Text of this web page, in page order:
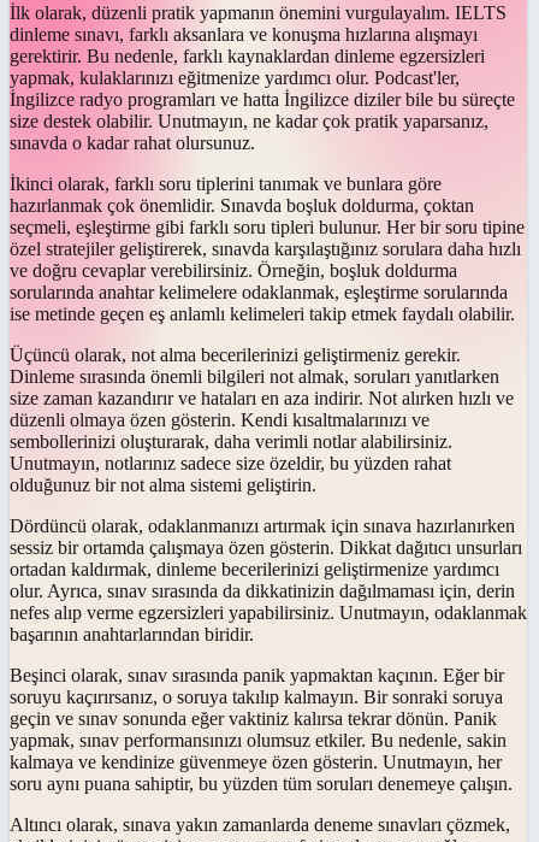
İlk olarak, düzenli pratik yapmanın önemini vurgulayalım. IELTS
dinleme sınavı, farklı aksanlara ve konuşma hızlarına alışmayı
gerektirir. Bu nedenle, farklı kaynaklardan dinleme egzersizleri
yapmak, kulaklarınızı eğitmenize yardımcı olur. Podcast'ler,
İngilizce radyo programları ve hatta İngilizce diziler bile bu süreçte
size destek olabilir. Unutmayın, ne kadar çok pratik yaparsanız,
sınavda o kadar rahat olursunuz.
İkinci olarak, farklı soru tiplerini tanımak ve bunlara göre
hazırlanmak çok önemlidir. Sınavda boşluk doldurma, çoktan
seçmeli, eşleştirme gibi farklı soru tipleri bulunur. Her bir soru tipine
özel stratejiler geliştirerek, sınavda karşılaştığınız sorulara daha hızlı
ve doğru cevaplar verebilirsiniz. Örneğin, boşluk doldurma
sorularında anahtar kelimelere odaklanmak, eşleştirme sorularında
ise metinde geçen eş anlamlı kelimeleri takip etmek faydalı olabilir.
Üçüncü olarak, not alma becerilerinizi geliştirmeniz gerekir.
Dinleme sırasında önemli bilgileri not almak, soruları yanıtlarken
size zaman kazandırır ve hataları en aza indirir. Not alırken hızlı ve
düzenli olmaya özen gösterin. Kendi kısaltmalarınızı ve
sembollerinizi oluşturarak, daha verimli notlar alabilirsiniz.
Unutmayın, notlarınız sadece size özeldir, bu yüzden rahat
olduğunuz bir not alma sistemi geliştirin.
Dördüncü olarak, odaklanmanızı artırmak için sınava hazırlanırken
sessiz bir ortamda çalışmaya özen gösterin. Dikkat dağıtıcı unsurları
ortadan kaldırmak, dinleme becerilerinizi geliştirmenize yardımcı
olur. Ayrıca, sınav sırasında da dikkatinizin dağılmaması için, derin
nefes alıp verme egzersizleri yapabilirsiniz. Unutmayın, odaklanmak
başarının anahtarlarından biridir.
Beşinci olarak, sınav sırasında panik yapmaktan kaçının. Eğer bir
soruyu kaçırırsanız, o soruya takılıp kalmayın. Bir sonraki soruya
geçin ve sınav sonunda eğer vaktiniz kalırsa tekrar dönün. Panik
yapmak, sınav performansınızı olumsuz etkiler. Bu nedenle, sakin
kalmaya ve kendinize güvenmeye özen gösterin. Unutmayın, her
soru aynı puana sahiptir, bu yüzden tüm soruları denemeye çalışın.
Altıncı olarak, sınava yakın zamanlarda deneme sınavları çözmek,